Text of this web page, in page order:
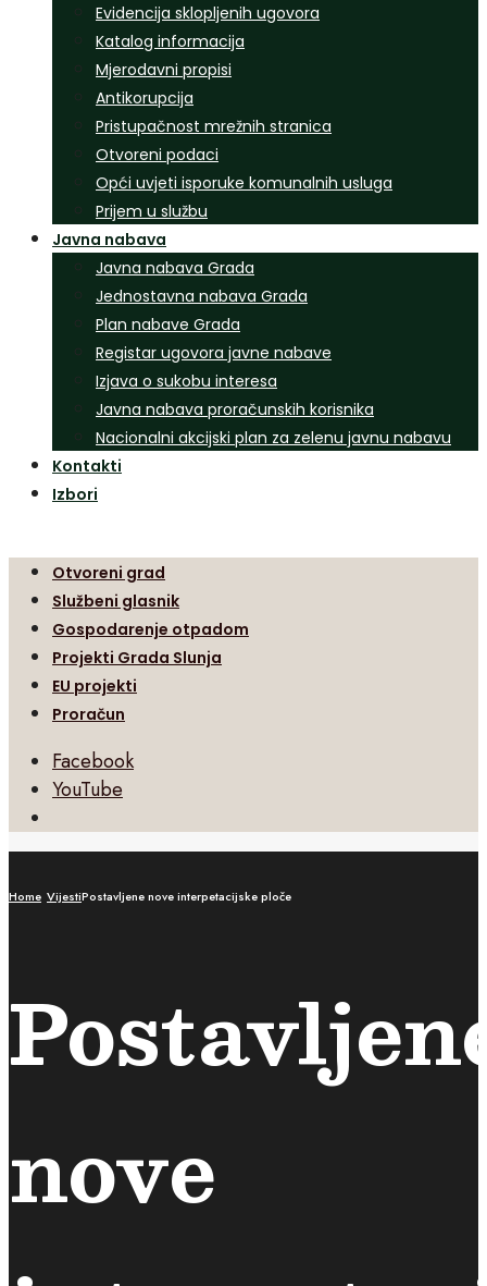
Evidencija sklopljenih ugovora
Katalog informacija
Mjerodavni propisi
Antikorupcija
Pristupačnost mrežnih stranica
Otvoreni podaci
Opći uvjeti isporuke komunalnih usluga
Prijem u službu
Javna nabava
Javna nabava Grada
Jednostavna nabava Grada
Plan nabave Grada
Registar ugovora javne nabave
Izjava o sukobu interesa
Javna nabava proračunskih korisnika
Nacionalni akcijski plan za zelenu javnu nabavu
Kontakti
Izbori
Otvoreni grad
Službeni glasnik
Gospodarenje otpadom
Projekti Grada Slunja
EU projekti
Proračun
Facebook
YouTube
Search
Home VijestiPostavljene nove interpetacijske ploče
nove